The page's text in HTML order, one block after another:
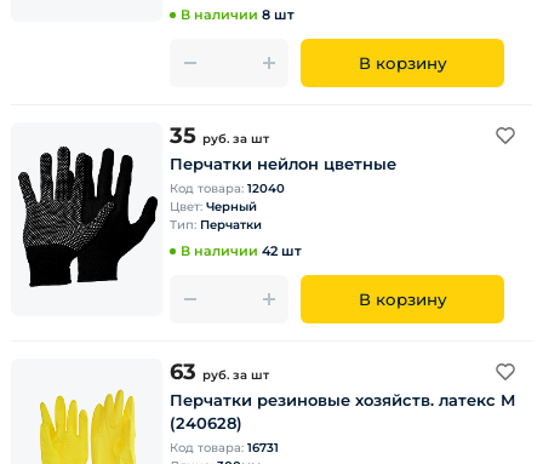
В наличии 8 шт
В корзину
35 руб. за шт
Перчатки нейлон цветные
Код товара: 12040
Цвет: Черный
Тип: Перчатки
В наличии 42 шт
В корзину
63 руб. за шт
Перчатки резиновые хозяйств. латекс M
(240628)
Код товара: 16731